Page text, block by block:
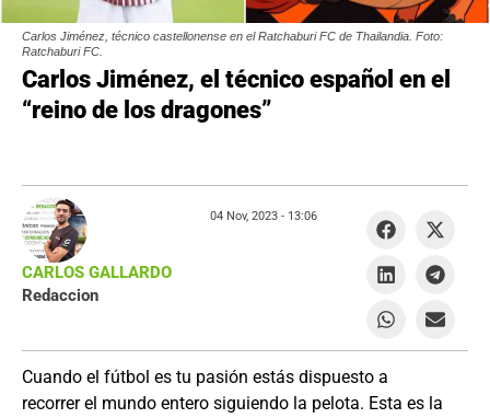
Carlos Jiménez, técnico castellonense en el Ratchaburi FC de Thailandia. Foto:
Ratchaburi FC.
Carlos Jiménez, el técnico español en el
“reino de los dragones”
Cuando el fútbol es tu pasión estás dispuesto a
recorrer el mundo entero siguiendo la pelota. Esta es la
CARLOS GALLARDO
Redaccion
04 Nov, 2023 - 13:06